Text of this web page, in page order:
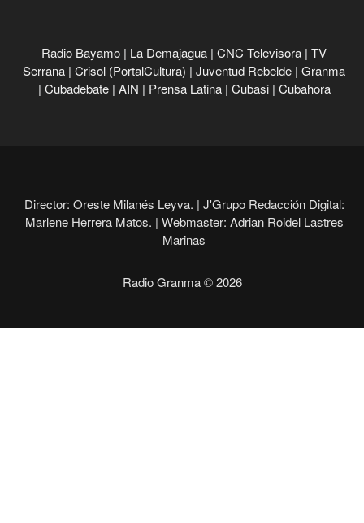
Radio Bayamo | La Demajagua | CNC Televisora | TV
Serrana | Crisol (PortalCultura) | Juventud Rebelde | Granma
| Cubadebate | AIN | Prensa Latina | Cubasi | Cubahora
Director: Oreste Milanés Leyva. | J'Grupo Redacción Digital:
Marlene Herrera Matos. | Webmaster: Adrian Roidel Lastres
Marinas
Radio Granma © 2026